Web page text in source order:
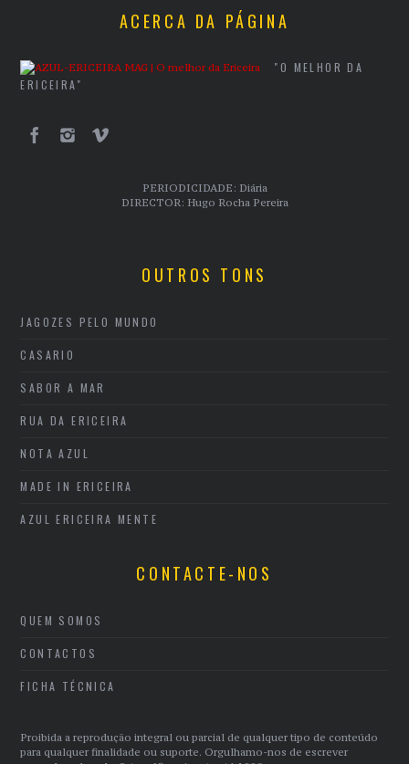
ACERCA DA PÁGINA
"O MELHOR DA
ERICEIRA"
PERIODICIDADE: Diária
DIRECTOR: Hugo Rocha Pereira
OUTROS TONS
JAGOZES PELO MUNDO
CASARIO
SABOR A MAR
RUA DA ERICEIRA
NOTA AZUL
MADE IN ERICEIRA
AZUL ERICEIRA MENTE
CONTACTE-NOS
QUEM SOMOS
CONTACTOS
FICHA TÉCNICA
Proibida a reprodução integral ou parcial de qualquer tipo de conteúdo
para qualquer finalidade ou suporte. Orgulhamo-nos de escrever